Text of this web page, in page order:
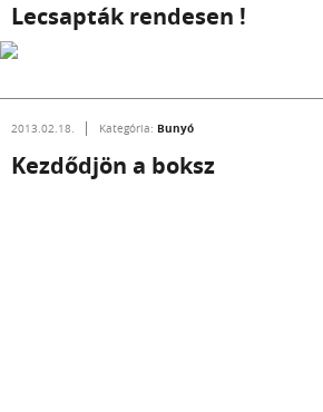
Lecsapták rendesen !
2013.02.18. Kategória: Bunyó
Kezdődjön a boksz